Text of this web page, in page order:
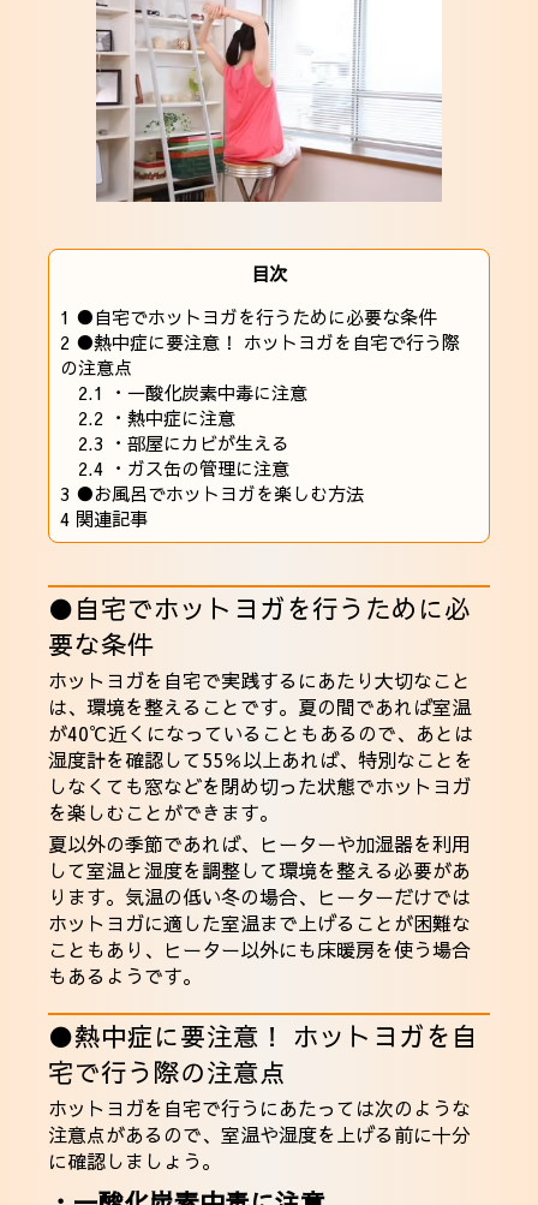
目次
1 ●自宅でホットヨガを行うために必要な条件
2 ●熱中症に要注意！ ホットヨガを自宅で行う際
の注意点
2.1
・一酸化炭素中毒に注意
2.2 ・熱中症に注意
2.3 ・部屋にカビが生える
2.4 ・ガス缶の管理に注意
3 ●お風呂でホットヨガを楽しむ方法
4 関連記事
●自宅でホットヨガを行うために必
要な条件
ホットヨガを自宅で実践するにあたり大切なこと
は、環境を整えることです。夏の間であれば室温
が40℃近くになっていることもあるので、あとは
湿度計を確認して55％以上あれば、特別なことを
しなくても窓などを閉め切った状態でホットヨガ
を楽しむことができます。
夏以外の季節であれば、ヒーターや加湿器を利用
して室温と湿度を調整して環境を整える必要があ
ります。気温の低い冬の場合、ヒーターだけでは
ホットヨガに適した室温まで上げることが困難な
こともあり、ヒーター以外にも床暖房を使う場合
もあるようです。
●熱中症に要注意！ ホットヨガを自
宅で行う際の注意点
ホットヨガを自宅で行うにあたっては次のような
注意点があるので、室温や湿度を上げる前に十分
に確認しましょう。